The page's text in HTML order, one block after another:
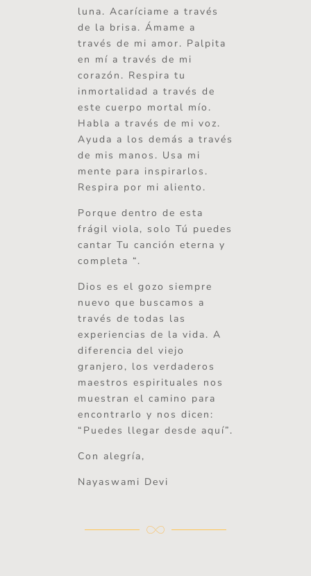
luna. Acaríciame a través
de la brisa. Ámame a
través de mi amor. Palpita
en mí a través de mi
corazón. Respira tu
inmortalidad a través de
este cuerpo mortal mío.
Habla a través de mi voz.
Ayuda a los demás a través
de mis manos. Usa mi
mente para inspirarlos.
Respira por mi aliento.
Porque dentro de esta
frágil viola, solo Tú puedes
cantar Tu canción eterna y
completa “.
Dios es el gozo siempre
nuevo que buscamos a
través de todas las
experiencias de la vida. A
diferencia del viejo
granjero, los verdaderos
maestros espirituales nos
muestran el camino para
encontrarlo y nos dicen:
“Puedes llegar desde aquí”.
Con alegría,
Nayaswami Devi